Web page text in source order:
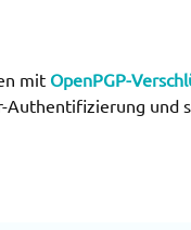
mit OpenPGP-
Authentifizierung und